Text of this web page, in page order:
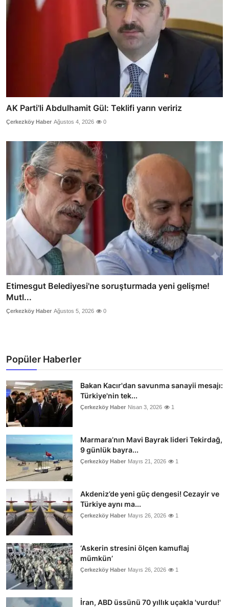
AK Parti'li Abdulhamit Gül: Teklifi yarın veririz
Çerkezköy Haber Ağustos 4, 2026 0
Etimesgut Belediyesi'ne soruşturmada yeni gelişme!
Mutl...
Çerkezköy Haber Ağustos 5, 2026 0
Popüler Haberler
Bakan Kacır'dan savunma sanayii mesajı:
Türkiye'nin tek...
Çerkezköy Haber Nisan 3, 2026 1
Marmara’nın Mavi Bayrak lideri Tekirdağ,
9 günlük bayra...
Çerkezköy Haber Mayıs 21, 2026 1
Akdeniz’de yeni güç dengesi! Cezayir ve
Türkiye aynı ma...
Çerkezköy Haber Mayıs 26, 2026 1
‘Askerin stresini ölçen kamuflaj
mümkün’
Çerkezköy Haber Mayıs 26, 2026 1
İran, ABD üssünü 70 yıllık uçakla 'vurdu!'